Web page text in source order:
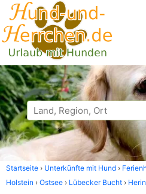
Startseite Unterkünfte mit Hund
Holstein
Ostsee Lübecker Bucht